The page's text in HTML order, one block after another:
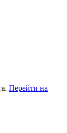
Перейти на